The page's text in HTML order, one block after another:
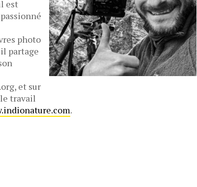
est
photo
partage
et sur
travail
.